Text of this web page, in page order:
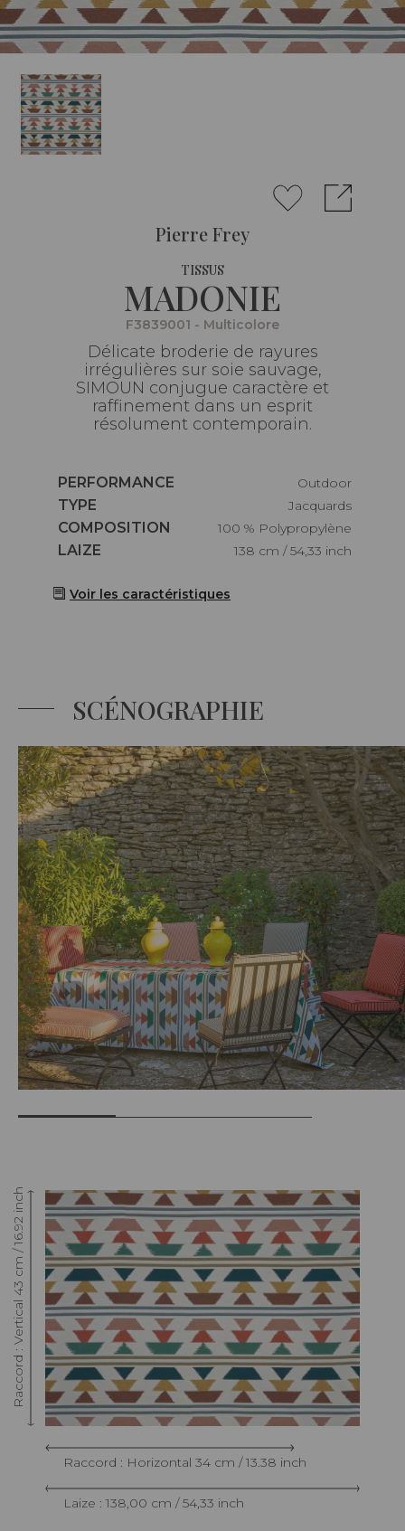
Pierre Frey
TISSUS
MADONIE
F3839001 - Multicolore
Délicate broderie de rayures
irrégulières sur soie sauvage,
SIMOUN conjugue caractère et
raffinement dans un esprit
résolument contemporain.
Caractéristiques
PERFORMANCE
Outdoor
Caractéristiques
TYPE
Jacquards
Caractéristiques
COMPOSITION
100 % Polypropylène
Caractéristiques
LAIZE 138 cm / 54,33 inch
Voir les caractéristiques
SCÉNOGRAPHIE
Raccord : Vertical 43 cm / 16.92 inch
Raccord : Horizontal 34 cm / 13.38 inch
Laize : 138,00 cm / 54,33 inch